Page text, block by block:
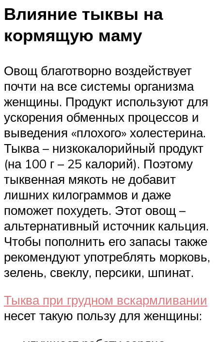
Влияние тыквы на
кормящую маму
Овощ благотворно воздействует
почти на все системы организма
женщины. Продукт используют для
ускорения обменных процессов и
выведения «плохого» холестерина.
Тыква – низкокалорийный продукт
(на 100 г – 25 калорий). Поэтому
тыквенная мякоть не добавит
лишних килограммов и даже
поможет похудеть. Этот овощ –
альтернативный источник кальция.
Чтобы пополнить его запасы также
рекомендуют употреблять морковь,
зелень, свеклу, персики, шпинат.
Тыква при грудном вскармливании
несет такую пользу для женщины: